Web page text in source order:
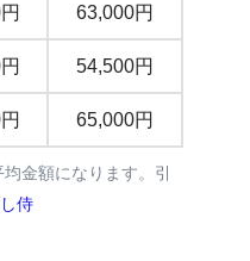
63,000円
54,500円
65,000円
金額になります。引
侍